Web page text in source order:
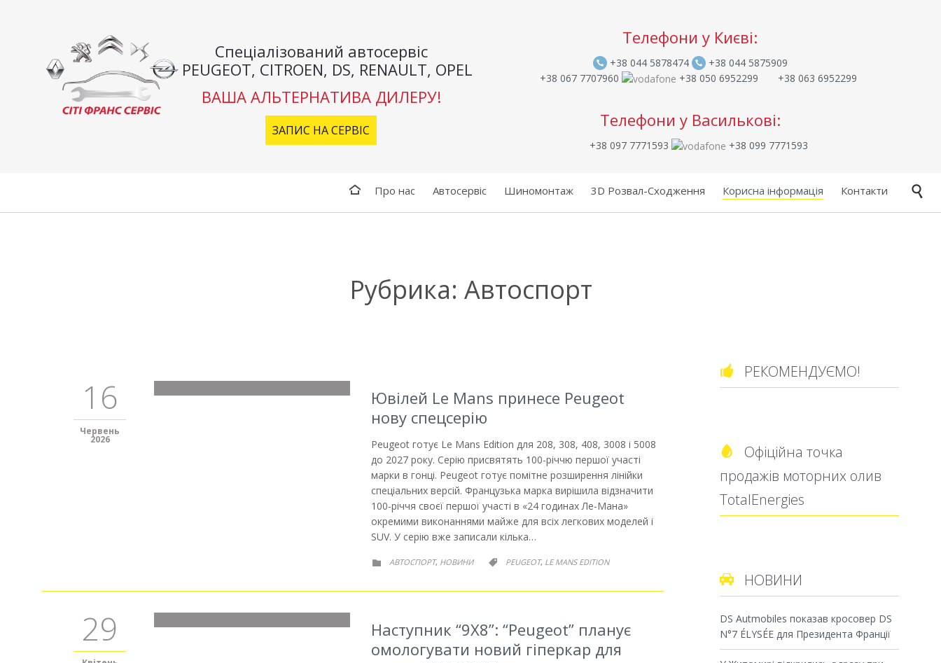
Спеціалізований автосервіс
PEUGEOT, CITROEN, DS, RENAULT, OPEL
ВАША АЛЬТЕРНАТИВА ДИЛЕРУ!
ЗАПИС НА СЕРВІС
Телефони у Києві:
+38 044 5878474
+38 044 5875909
+38 067 7707960
+38 050 6952299 +38 063 6952299
Телефони у Василькові:
+38 097 7771593 +38 099 7771593
Skip
content
Про нас Автосервіс Шиномонтаж 3D Розвал-Сходження Корисна інформація Контакти 
Рубрика: Автоспорт
16
Червень
2026
Ювілей Le Mans принесе Peugeot
нову спецсерію
Peugeot готує Le Mans Edition для 208, 308, 408, 3008 і 5008
до 2027 року. Серію присвятять 100-річчю першої участі
марки в гонці. Peugeot готує помітне розширення лінійки
спеціальних версій. Французька марка вирішила відзначити
100-річчя своєї першої участі в «24 годинах Ле-Мана»
окремими виконаннями майже для всіх легкових моделей і
SUV. У серію вже записали кілька…
 РУБРИКА
АВТОСПОРТ, НОВИНИ  РУБРИКА
PEUGEOT, LE MANS EDITION
29
Наступник “9X8”: “Peugeot” планує
омологувати новий гіперкар для
 РЕКОМЕНДУЄМО!

Офіційна точка
продажів моторних олив
TotalEnergies
 НОВИНИ
DS Autmobiles показав кросовер DS
N°7 ÉLYSÉE для Президента Франції